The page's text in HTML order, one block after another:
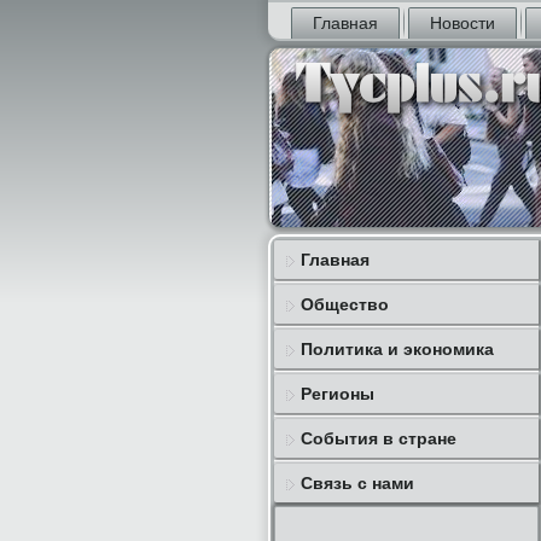
Главная Новости
Главная
Общество
Политика и экономика
Регионы
События в стране
Связь с нами